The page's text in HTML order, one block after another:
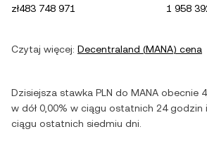
zł483 748 971
1 958
Czytaj więcej: Decentraland (MANA) cena
Dzisiejsza stawka PLN do MANA obecnie
w dół 0,00% w ciągu ostatnich 24 godzin i
ciągu ostatnich siedmiu dni.